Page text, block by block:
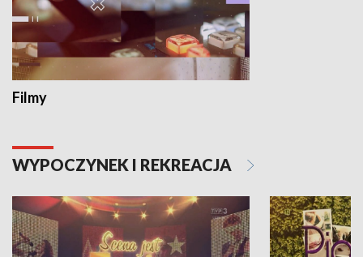
Filmy
WYPOCZYNEK I REKREACJA